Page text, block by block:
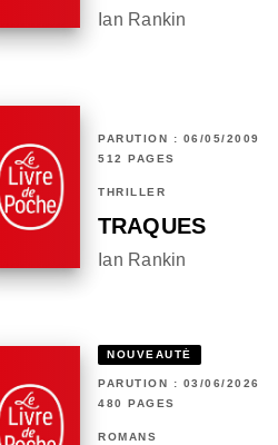
Ian Rankin
PARUTION : 06/05/2009
512 PAGES
THRILLER
TRAQUES
Ian Rankin
NOUVEAUTÉ
PARUTION : 03/06/2026
480 PAGES
ROMANS